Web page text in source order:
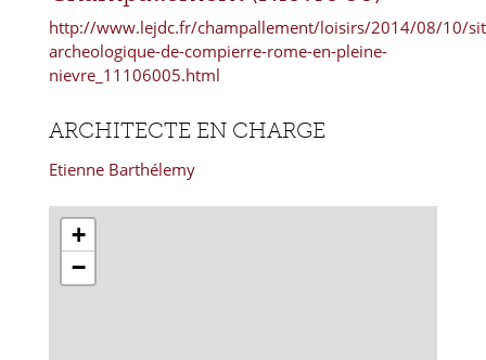
http://www.lejdc.fr/champallement/loisirs/2014/08/10/
archeologique-de-compierre-rome-en-pleine-
nievre_11106005.html
ARCHITECTE EN CHARGE
Etienne Barthélemy
+
−